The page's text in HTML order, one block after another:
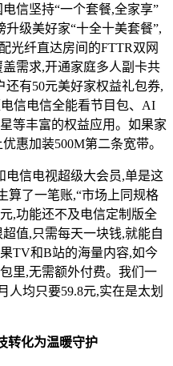
信坚持“一个套餐,全家享”
级美好家“十全十美套餐”,
光纤直达房间的FTTR双网
需求,开通家庭多人副卡共
有50元美好家权益礼包券,
信电信全能看节目包、AI
等丰富的权益应用。如果家
惠加装500M第二条宽带。
电信电视超级大会员,单是这
算了一笔账,“市场上同规格
,功能还不及电信定制版全
值,只需每天一块钱,就能自
TV和B站的海量内容,如今
里,无需额外付费。我们一
人均只要59.8元,实在是太划
转化为温暖守护